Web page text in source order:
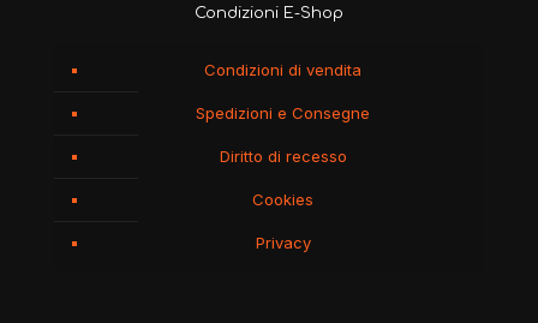
Condizioni E-Shop
Condizioni di vendita
Spedizioni e Consegne
Diritto di recesso
Cookies
Privacy